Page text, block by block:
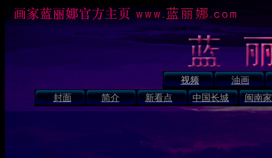
视频
油画
封面
简介 新看点 中国长城 闽南